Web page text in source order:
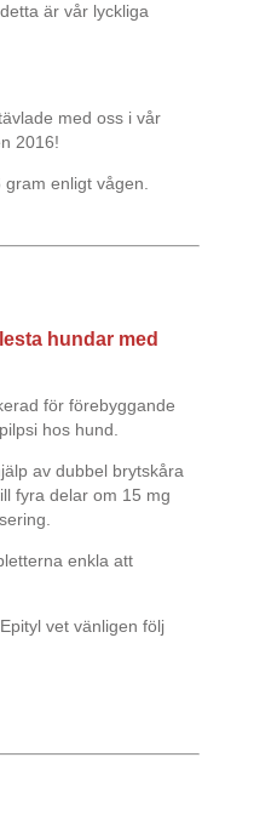
är vår lyckliga
med oss i vår
2016!
enligt vågen.
hundar med
för förebyggande
hos hund.
av dubbel brytskåra
fyra delar om 15 mg
enkla att
vet vänligen följ